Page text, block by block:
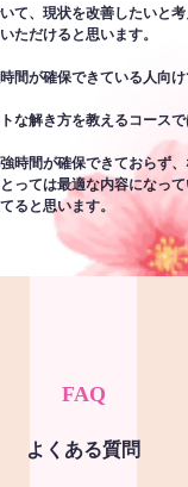
て、現状を改善したいと考
ただけると思います。
間が確保できている人向
な解き方を教えるコースで
時間が確保できておらず
っては最適な内容になっ
ると思います。
FAQ
よくある質問